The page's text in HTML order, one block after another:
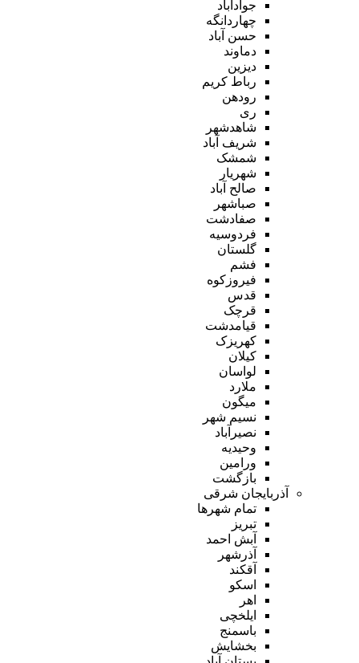
جوادآباد
چهاردانگه
حسن آباد
دماوند
دیزین
رباط کریم
رودهن
ری
شاهدشهر
شریف آباد
شمشک
شهریار
صالح آباد
صباشهر
صفادشت
فردوسیه
گلستان
فشم
فیروزکوه
قدس
قرچک
قیامدشت
کهریزک
کیلان
لواسان
ملارد
میگون
نسیم شهر
نصیرآباد
وحیدیه
ورامین
بازگشت
آذربایجان شرقی
تمام شهر‌ها
تبریز
آبش احمد
آذرشهر
آقکند
اسکو
اهر
ایلخچی
باسمنج
بخشایش